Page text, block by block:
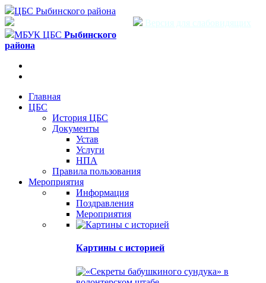
ЦБС Рыбинского района
Версия для слабовидящих
МБУК ЦБС Рыбинского
района
Главная
ЦБС
История ЦБС
Документы
Устав
Услуги
НПА
Правила пользования
Мероприятия
Информация
Поздравления
Мероприятия
Картины с историей